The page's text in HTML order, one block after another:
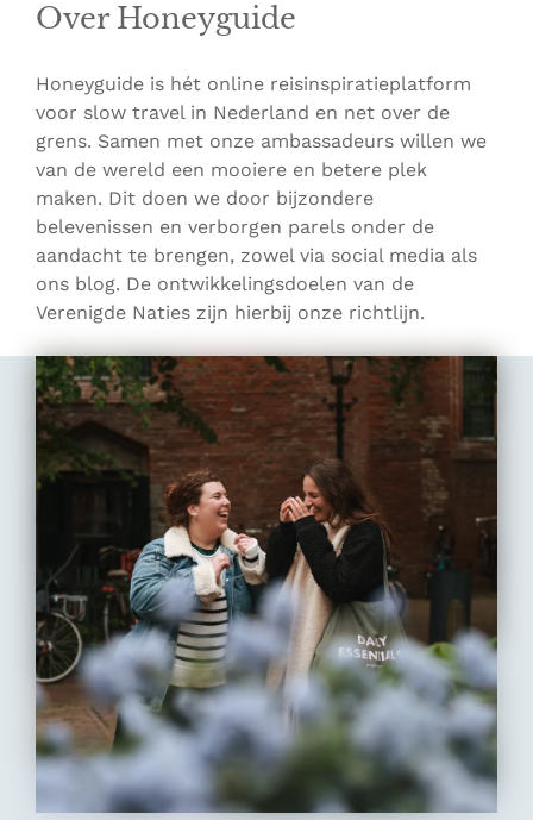
Over Honeyguide
Honeyguide is hét online reisinspiratieplatform
voor slow travel in Nederland en net over de
grens. Samen met onze ambassadeurs willen we
van de wereld een mooiere en betere plek
maken. Dit doen we door bijzondere
belevenissen en verborgen parels onder de
aandacht te brengen, zowel via social media als
ons blog. De ontwikkelingsdoelen van de
Verenigde Naties zijn hierbij onze richtlijn.